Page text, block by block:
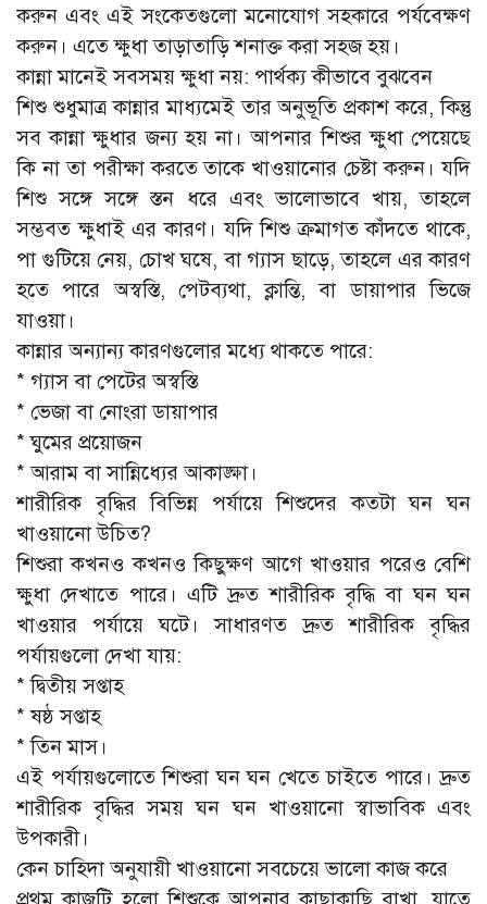
করুন এবং এই সংকেতগুলো মনোযোগ সহকারে পর্যবেক্ষণ
করুন। এতে ক্ষুধা তাড়াতাড়ি শনাক্ত করা সহজ হয়।
কান্না মানেই সবসময় ক্ষুধা নয়: পার্থক্য কীভাবে বুঝবেন
শিশু শুধুমাত্র কান্নার মাধ্যমেই তার অনুভূতি প্রকাশ করে, কিন্তু
সব কান্না ক্ষুধার জন্য হয় না। আপনার শিশুর ক্ষুধা পেয়েছে
কি না তা পরীক্ষা করতে তাকে খাওয়ানোর চেষ্টা করুন। যদি
শিশু সঙ্গে সঙ্গে স্তন ধরে এবং ভালোভাবে খায়, তাহলে
সম্ভবত ক্ষুধাই এর কারণ। যদি শিশু ক্রমাগত কাঁদতে থাকে,
পা গুটিয়ে নেয়, চোখ ঘষে, বা গ্যাস ছাড়ে, তাহলে এর কারণ
হতে পারে অস্বস্তি, পেটব্যথা, ক্লান্তি, বা ডায়াপার ভিজে
যাওয়া।
কান্নার অন্যান্য কারণগুলোর মধ্যে থাকতে পারে:
* গ্যাস বা পেটের অস্বস্তি
* ভেজা বা নোংরা ডায়াপার
* ঘুমের প্রয়োজন
* আরাম বা সান্নিধ্যের আকাঙ্ক্ষা।
শারীরিক বৃদ্ধির বিভিন্ন পর্যায়ে শিশুদের কতটা ঘন ঘন
খাওয়ানো উচিত?
শিশুরা কখনও কখনও কিছুক্ষণ আগে খাওয়ার পরেও বেশি
ক্ষুধা দেখাতে পারে। এটি দ্রুত শারীরিক বৃদ্ধি বা ঘন ঘন
খাওয়ার পর্যায়ে ঘটে। সাধারণত দ্রুত শারীরিক বৃদ্ধির
পর্যায়গুলো দেখা যায়:
* দ্বিতীয় সপ্তাহ
* ষষ্ঠ সপ্তাহ
* তিন মাস।
এই পর্যায়গুলোতে শিশুরা ঘন ঘন খেতে চাইতে পারে। দ্রুত
শারীরিক বৃদ্ধির সময় ঘন ঘন খাওয়ানো স্বাভাবিক এবং
উপকারী।
কেন চাহিদা অনুযায়ী খাওয়ানো সবচেয়ে ভালো কাজ করে